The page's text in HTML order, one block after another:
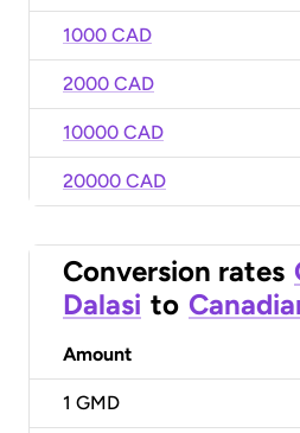
1000 CAD
2000 CAD
10000 CAD
20000 CAD
Conversion rates
Dalasi to
Amount
1 GMD